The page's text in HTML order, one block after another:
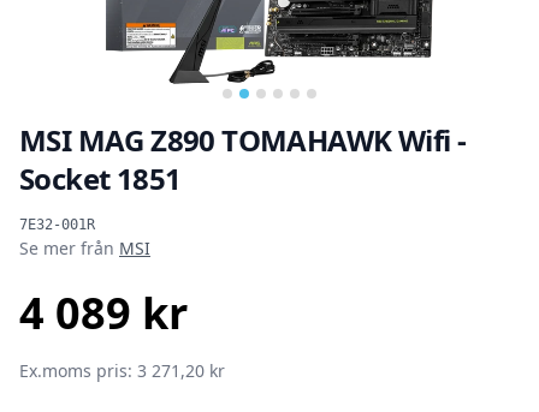
MSI MAG Z890 TOMAHAWK Wifi -
Socket 1851
7E32-001R
Produktinformation
Se mer från MSI
4 089 kr
Ex.moms pris: 3 271,20 kr